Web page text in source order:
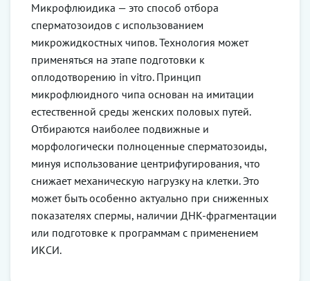
Микрофлюидика — это способ отбора
сперматозоидов с использованием
микрожидкостных чипов. Технология может
применяться на этапе подготовки к
оплодотворению in vitro. Принцип
микрофлюидного чипа основан на имитации
естественной среды женских половых путей.
Отбираются наиболее подвижные и
морфологически полноценные сперматозоиды,
минуя использование центрифугирования, что
снижает механическую нагрузку на клетки. Это
может быть особенно актуально при сниженных
показателях спермы, наличии ДНК-фрагментации
или подготовке к программам с применением
ИКСИ.